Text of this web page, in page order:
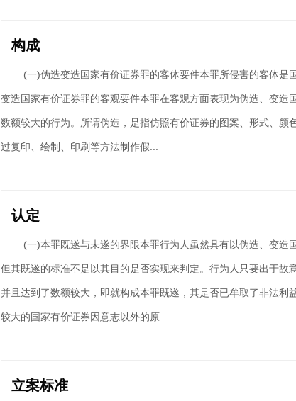
构成
(一)伪造变造国家有价证券罪的客体要件本罪所侵害的客体是
变造国家有价证券罪的客观要件本罪在客观方面表现为伪造、变造
数额较大的行为。所谓伪造，是指仿照有价证券的图案、形式、颜
过复印、绘制、印刷等方法制作假...
认定
(一)本罪既遂与未遂的界限本罪行为人虽然具有以伪造、变造
但其既遂的标准不是以其目的是否实现来判定。行为人只要出于故
并且达到了数额较大，即就构成本罪既遂，其是否已牟取了非法利
较大的国家有价证券因意志以外的原...
立案标准